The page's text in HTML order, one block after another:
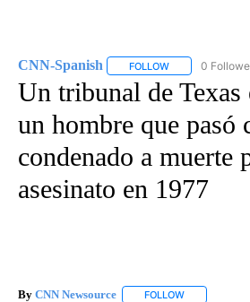
CNN-Spanish FOLLOW FOLLOW "CNN-
0
Un tribunal de Texas
un hombre que pasó
condenado a muerte
asesinato en 1977
By CNN Newsource FOLLOW